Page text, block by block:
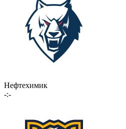
Нефтехимик
-:-